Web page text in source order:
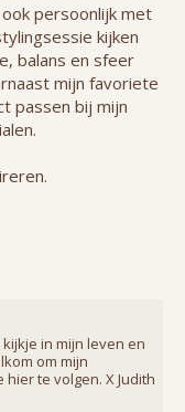
persoonlijk met
kijken
balans en sfeer
mijn favoriete
passen bij mijn
in mijn leven en
om mijn
te volgen. X Judith